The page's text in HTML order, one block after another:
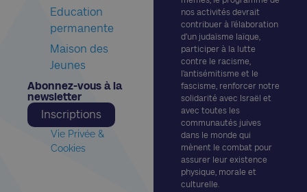
nos activités devrait
contribuer à l’élaboration
d’un judaïsme laïque,
participer à la lutte
contre le racisme,
l’antisémitisme et le
fascisme, renforcer notre
solidarité avec Israël et
avec toutes les
communautés juives
dans le monde qui
mènent le combat pour
assurer leur existence
physique, morale et
culturelle.
Education
permanente
Maison des
Jeunes
Abonnez-vous à la
newsletter​
Inscriptions
Vie Privée &
Cookies